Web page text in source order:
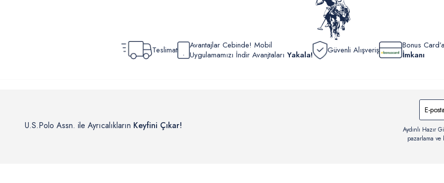
Teslimat
Avantajlar Cebinde! Mobil
Uygulamamızı İndir Avanjtaları Yakala! Güvenli Alışveriş
Bonus
İmkanı
U.S.Polo Assn. ile Ayrıcalıkların Keyfini Çıkar!
Aydınlı Hazır
pazarlama